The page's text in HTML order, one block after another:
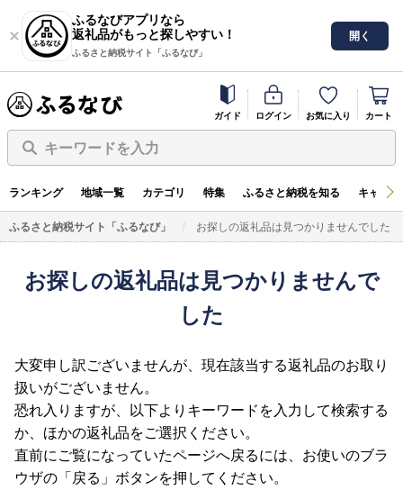
ふるなびアプリなら
返礼品がもっと探しやすい！
ふるさと納税サイト「ふるなび」
開く
ガイド ログイン お気に入り カート
キーワードを入力
ランキング 地域一覧 カテゴリ 特集 ふるさと納税を知る キャン
ふるさと納税サイト「ふるなび」 お探しの返礼品は見つかりませんでした
お探しの返礼品は見つかりませんで
した
大変申し訳ございませんが、現在該当する返礼品のお取り
扱いがございません。
恐れ入りますが、以下よりキーワードを入力して検索する
か、ほかの返礼品をご選択ください。
直前にご覧になっていたページへ戻るには、お使いのブラ
ウザの「戻る」ボタンを押してください。